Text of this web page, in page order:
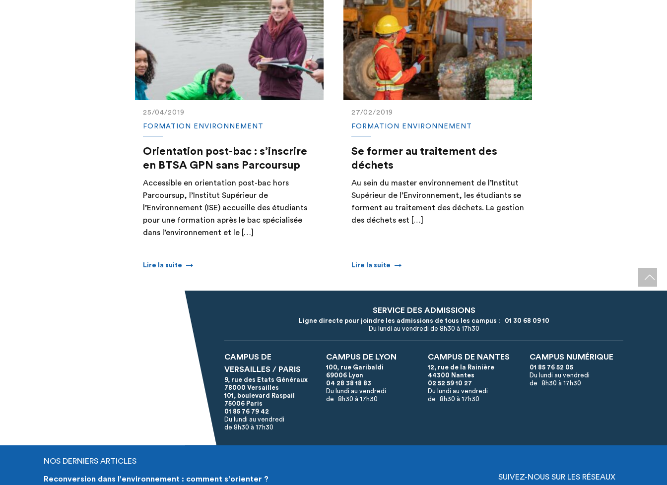
25/04/2019
FORMATION ENVIRONNEMENT
Orientation post-bac : s’inscrire
en BTSA GPN sans Parcoursup
Accessible en orientation post-bac hors
Parcoursup, l’Institut Supérieur de
l’Environnement (ISE) accueille des étudiants
pour une formation après le bac spécialisée
dans l’environnement et le […]
Lire la suite
27/02/2019
FORMATION ENVIRONNEMENT
Se former au traitement des
déchets
Au sein du master environnement de l’Institut
Supérieur de l’Environnement, les étudiants se
forment au traitement des déchets. La gestion
des déchets est […]
Lire la suite
SERVICE DES ADMISSIONS
Ligne directe pour joindre les admissions de tous les campus :
01 30 68 09 10
Du lundi au vendredi de 8h30 à 17h30
CAMPUS DE
VERSAILLES / PARIS
9, rue des Etats Généraux
78000 Versailles
101, boulevard Raspail
75006 Paris
01 85 76 79 42
Du lundi au vendredi
de 8h30 à 17h30
CAMPUS DE LYON
100, rue Garibaldi
69006 Lyon
04 28 38 18 83
Du lundi au vendredi
de 8h30 à 17h30
CAMPUS DE NANTES
12, rue de la Rainière
44300 Nantes
02 52 59 10 27
Du lundi au vendredi
de 8h30 à 17h30
CAMPUS NUMÉRIQUE
01 85 76 52 05
Du lundi au vendredi
de 8h30 à 17h30
NOS DERNIERS ARTICLES
Reconversion dans l'environnement : comment s'orienter ? SUIVEZ-NOUS SUR LES RÉSEAUX